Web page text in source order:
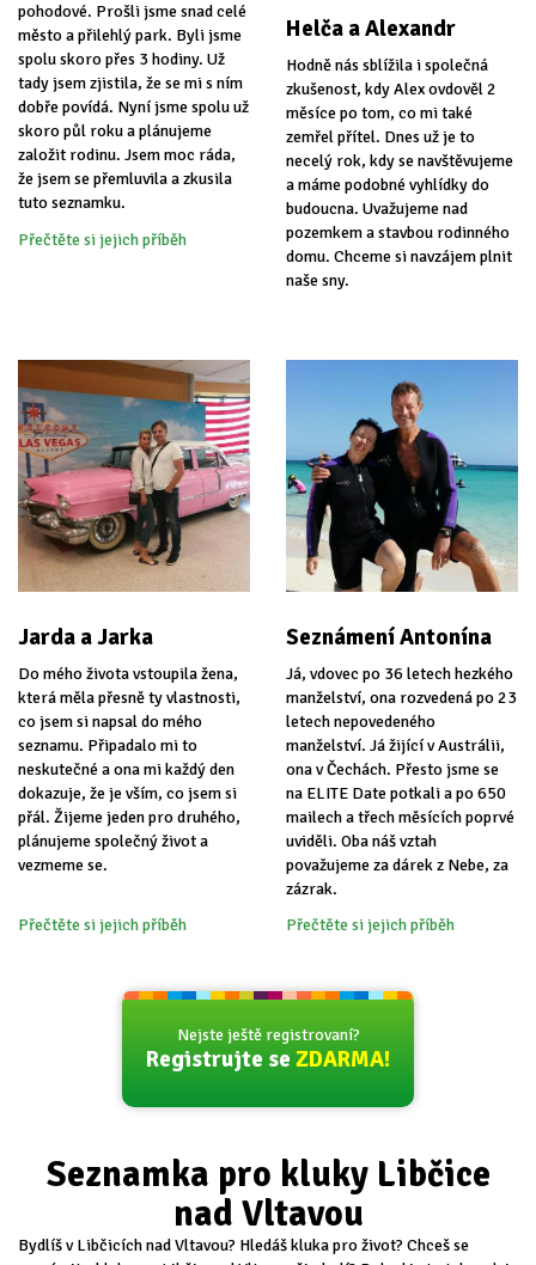
pohodové. Prošli jsme snad celé
město a přilehlý park. Byli jsme
spolu skoro přes 3 hodiny. Už
tady jsem zjistila, že se mi s ním
dobře povídá. Nyní jsme spolu už
skoro půl roku a plánujeme
založit rodinu. Jsem moc ráda,
že jsem se přemluvila a zkusila
tuto seznamku.
Přečtěte si jejich příběh
Helča a Alexandr
Hodně nás sblížila i společná
zkušenost, kdy Alex ovdověl 2
měsíce po tom, co mi také
zemřel přítel. Dnes už je to
necelý rok, kdy se navštěvujeme
a máme podobné vyhlídky do
budoucna. Uvažujeme nad
pozemkem a stavbou rodinného
domu. Chceme si navzájem plnit
naše sny.
Jarda a Jarka
Do mého života vstoupila žena,
která měla přesně ty vlastnosti,
co jsem si napsal do mého
seznamu. Připadalo mi to
neskutečné a ona mi každý den
dokazuje, že je vším, co jsem si
přál. Žijeme jeden pro druhého,
plánujeme společný život a
vezmeme se.
Přečtěte si jejich příběh
Seznámení Antonína
Já, vdovec po 36 letech hezkého
manželství, ona rozvedená po 23
letech nepovedeného
manželství. Já žijící v Austrálii,
ona v Čechách. Přesto jsme se
na ELITE Date potkali a po 650
mailech a třech měsících poprvé
uviděli. Oba náš vztah
považujeme za dárek z Nebe, za
zázrak.
Přečtěte si jejich příběh
Nejste ještě registrovaní?
Registrujte se ZDARMA!
Seznamka pro kluky Libčice
nad Vltavou
Bydlíš v Libčicích nad Vltavou? Hledáš kluka pro život? Chceš se